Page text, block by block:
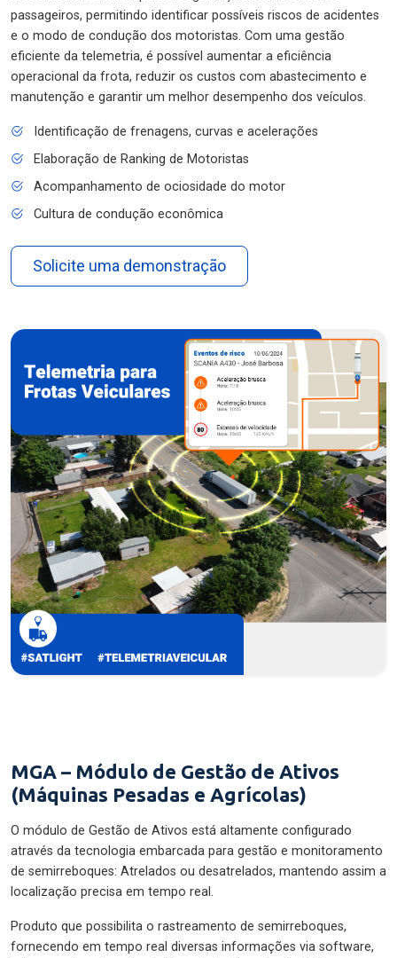
passageiros, permitindo identificar possíveis riscos de acidentes
e o modo de condução dos motoristas. Com uma gestão
eficiente da telemetria, é possível aumentar a eficiência
operacional da frota, reduzir os custos com abastecimento e
manutenção e garantir um melhor desempenho dos veículos.
Identificação de frenagens, curvas e acelerações
Elaboração de Ranking de Motoristas
Acompanhamento de ociosidade do motor
Cultura de condução econômica
Solicite uma demonstração
MGA – Módulo de Gestão de Ativos
(Máquinas Pesadas e Agrícolas)
O módulo de Gestão de Ativos está altamente configurado
através da tecnologia embarcada para gestão e monitoramento
de semirreboques: Atrelados ou desatrelados, mantendo assim a
localização precisa em tempo real.
Produto que possibilita o rastreamento de semirreboques,
fornecendo em tempo real diversas informações via software,